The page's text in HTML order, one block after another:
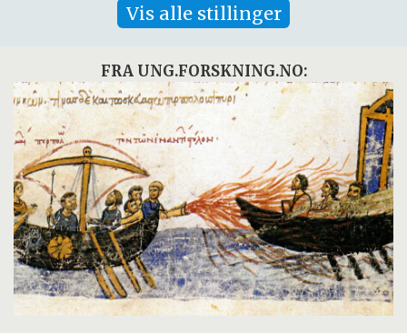
Vis alle stillinger
FRA UNG.FORSKNING.NO: